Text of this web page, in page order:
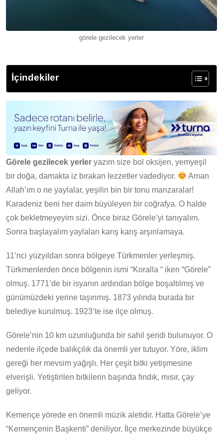
görele gezilecek yerler
İçindekiler
Görele gezilecek yerler yazım size bol oksijen, yemyeşil
bir doğa, damakta iz bırakan lezzetler vadediyor.
Aman
Allah’ım o ne yaylalar, yeşilin bin bir tonu manzaralar!
Karadeniz beni her daim büyüleyen bir coğrafya. O halde
çok bekletmeyeyim sizi. Önce biraz Görele’yi tanıyalım.
Sonra başlayalım yaylaları karış karış arşınlamaya.
11’nci yüzyıldan sonra bölgeye Türkmenler yerleşmiş.
Türkmenlerden önce bölgenin ismi “Koralla “ iken “Görele”
olmuş. 1771’de bir isyanın ardından bölge boşaltılmış ve
günümüzdeki yerine taşınmış. 1873 yılında burada bir
belediye kurulmuş. 1923’te ise ilçe olmuş.
Görele’nin 10 km uzunluğunda bir sahil şeridi bulunuyor. O
nedenle ilçede balıkçılık da önemli yer tutuyor. Yöre, iklim
gereği her mevsim yağışlı. Her çeşit bitki yetişmesine
elverişli. Yetiştirilen bitkilerin başında fındık, mısır, çay
geliyor.
Kemençe yörede en önemli müzik aletidir. Hatta Görele’ye
“Kemençenin Başkenti” deniliyor. İlçe merkezinde büyükçe